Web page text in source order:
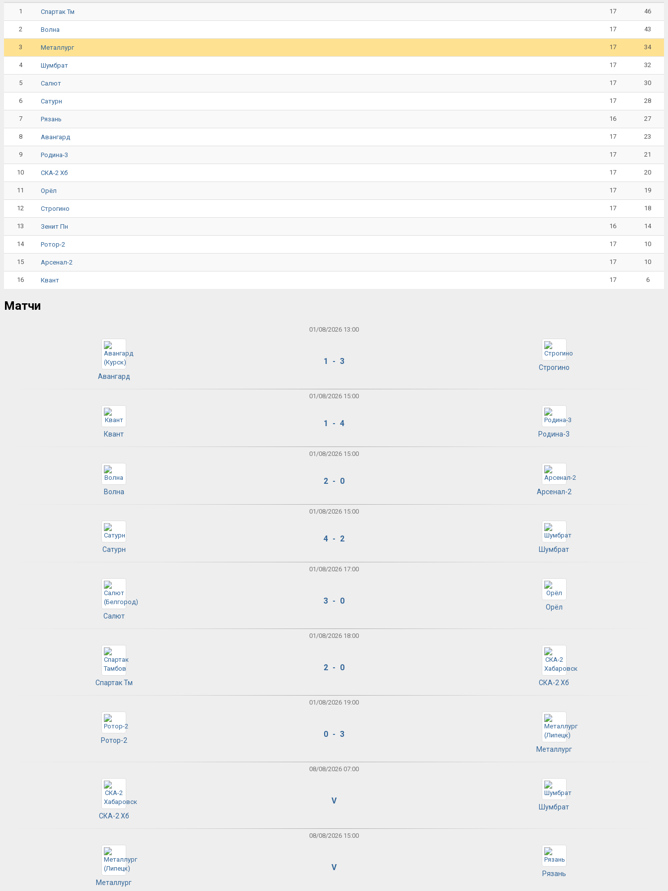
1 Спартак Тм 17 46
2 Волна 17 43
3 Металлург 17 34
4 Шумбрат 17 32
5 Салют 17 30
6 Сатурн 17 28
7 Рязань 16 27
8 Авангард 17 23
9 Родина-3 17 21
10 СКА-2 Хб 17 20
11 Орёл 17 19
12 Строгино 17 18
13 Зенит Пн 16 14
14 Ротор-2 17 10
15 Арсенал-2 17 10
16 Квант 17 6
Матчи
01/08/2026 13:00
Авангард
1 - 3
Строгино
01/08/2026 15:00
Квант
1 - 4
Родина-3
01/08/2026 15:00
Волна
2 - 0
Арсенал-2
01/08/2026 15:00
Сатурн
4 - 2
Шумбрат
01/08/2026 17:00
Салют
3 - 0
Орёл
01/08/2026 18:00
Спартак Тм
2 - 0
СКА-2 Хб
01/08/2026 19:00
Ротор-2
0 - 3
Металлург
08/08/2026 07:00
СКА-2 Хб
V
Шумбрат
08/08/2026 15:00
Металлург
V
Рязань